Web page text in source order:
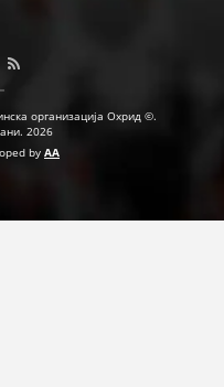
организација Охрид ©.
2026
by AA